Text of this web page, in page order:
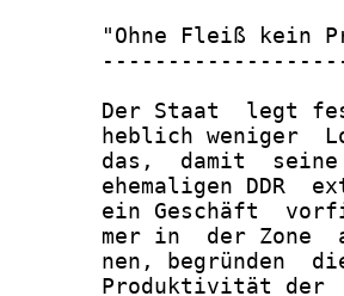
"Ohne Fleiß kein
Der Staat  legt
heblich weniger
das,  damit
ehemaligen DDR
ein Geschäft
mer in  der Zone
nen, begründen
Produktivität der